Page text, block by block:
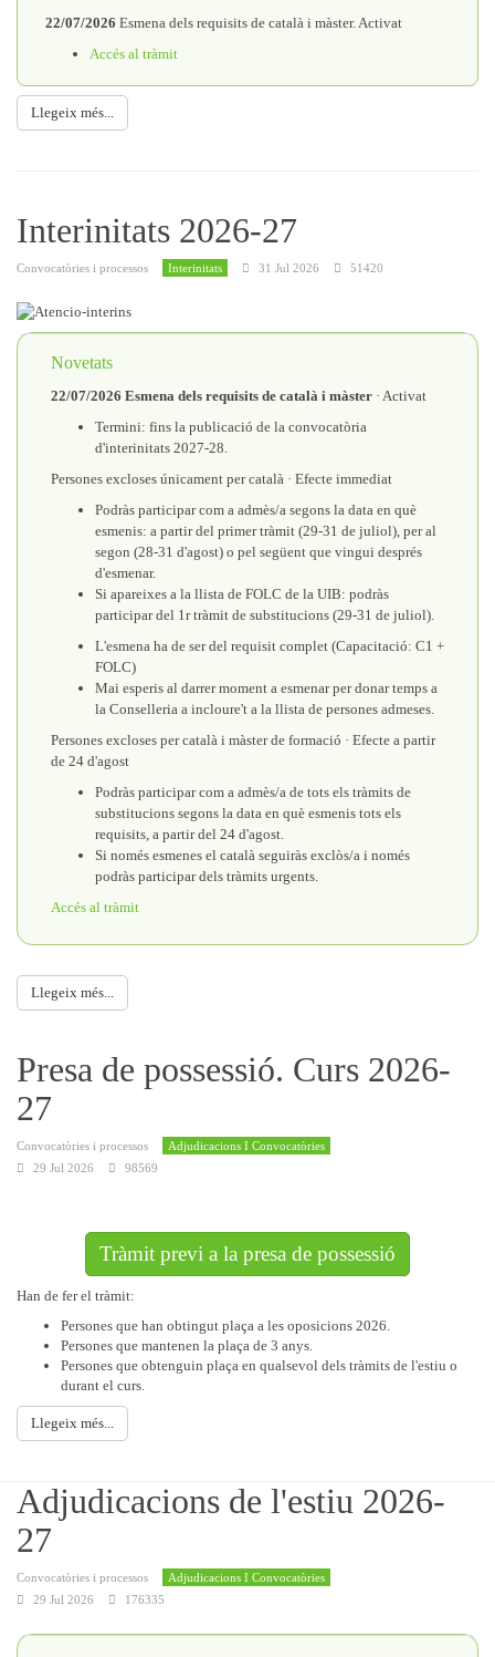
22/07/2026 Esmena dels requisits de català i màster. Activat
Accés al tràmit
Llegeix més...
Interinitats 2026-27
Convocatòries i processos Interinitats 31 Jul 2026 51420
Novetats
22/07/2026 Esmena dels requisits de català i màster · Activat
Termini: fins la publicació de la convocatòria
d'interinitats 2027-28.
Persones excloses únicament per català · Efecte immediat
Podràs participar com a admès/a segons la data en què
esmenis: a partir del primer tràmit (29-31 de juliol), per al
segon (28-31 d'agost) o pel següent que vingui després
d'esmenar.
Si apareixes a la llista de FOLC de la UIB: podràs
participar del 1r tràmit de substitucions (29-31 de juliol).
L'esmena ha de ser del requisit complet (Capacitació: C1 +
FOLC)
Mai esperis al darrer moment a esmenar per donar temps a
la Conselleria a incloure't a la llista de persones admeses.
Persones excloses per català i màster de formació · Efecte a partir
de 24 d'agost
Podràs participar com a admès/a de tots els tràmits de
substitucions segons la data en què esmenis tots els
requisits, a partir del 24 d'agost.
Si només esmenes el català seguiràs exclòs/a i només
podràs participar dels tràmits urgents.
Accés al tràmit
Llegeix més...
Presa de possessió. Curs 2026-
27
Convocatòries i processos
Adjudicacions I Convocatòries
29 Jul 2026
98569
Tràmit previ a la presa de possessió
Han de fer el tràmit:
Persones que han obtingut plaça a les oposicions 2026.
Persones que mantenen la plaça de 3 anys.
Persones que obtenguin plaça en qualsevol dels tràmits de l'estiu o
durant el curs.
Llegeix més...
Adjudicacions de l'estiu 2026-
27
Convocatòries i processos
Adjudicacions I Convocatòries
29 Jul 2026
176335